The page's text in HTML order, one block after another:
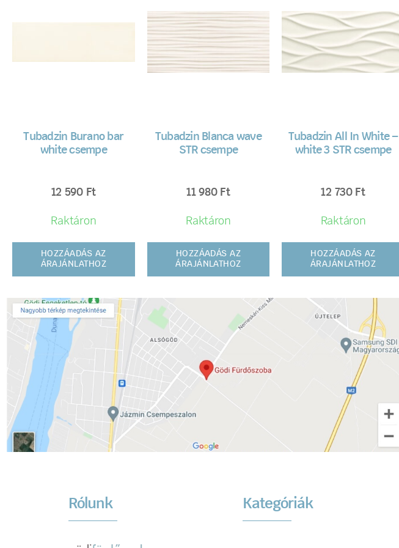
Tubadzin Burano bar
white csempe
12 590 Ft
Raktáron
HOZZÁADÁS AZ
ÁRAJÁNLATHOZ
Tubadzin Blanca wave
STR csempe
11 980 Ft
Raktáron
HOZZÁADÁS AZ
ÁRAJÁNLATHOZ
Tubadzin All In White –
white 3 STR csempe
12 730 Ft
Raktáron
HOZZÁADÁS AZ
ÁRAJÁNLATHOZ
Rólunk Kategóriák